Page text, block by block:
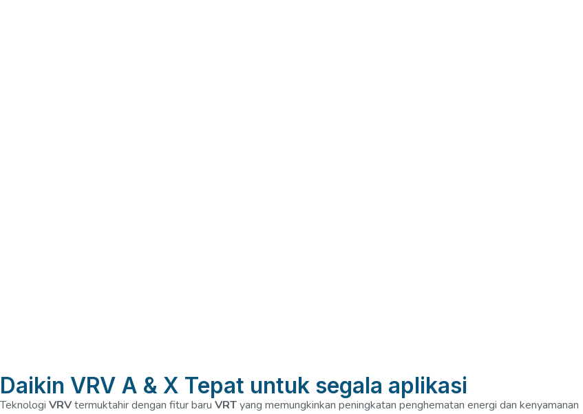
Daikin VRV A & X Tepat untuk segala aplikasi
Teknologi VRVtermuktahir dengan fitur baru VRTyang memungkinkan peningkatan penghematan energi dan kenyamanan